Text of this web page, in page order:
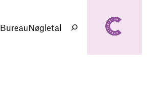
BureauNøgletal
Søg